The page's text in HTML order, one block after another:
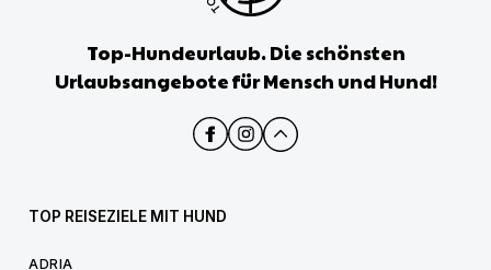
Top-Hundeurlaub. Die schönsten
Urlaubsangebote für Mensch und Hund!
TOP REISEZIELE MIT HUND
ADRIA